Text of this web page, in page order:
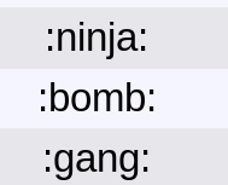
:ninja:
:bomb:
:gang: